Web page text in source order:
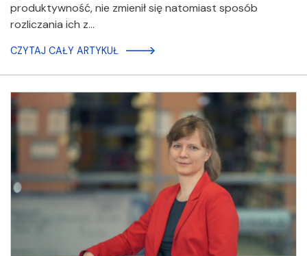
produktywność, nie zmienił się natomiast sposób
rozliczania ich z…
CZYTAJ CAŁY ARTYKUŁ